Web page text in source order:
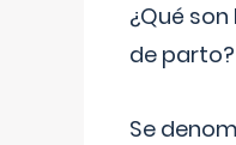
¿Qué
de parto?
Se